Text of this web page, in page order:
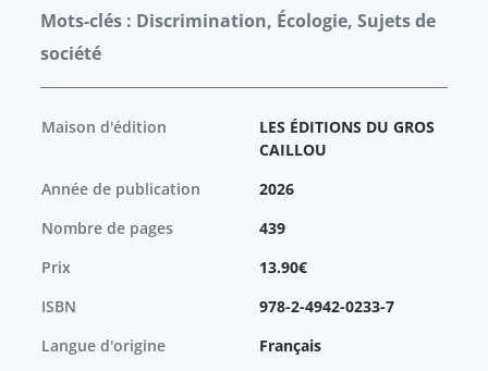
Mots-clés : Discrimination, Écologie, Sujets de
société
Maison d'édition
LES ÉDITIONS DU GROS
CAILLOU
Année de publication
2026
Nombre de pages
439
Prix
13.90€
ISBN
978-2-4942-0233-7
Langue d'origine
Français